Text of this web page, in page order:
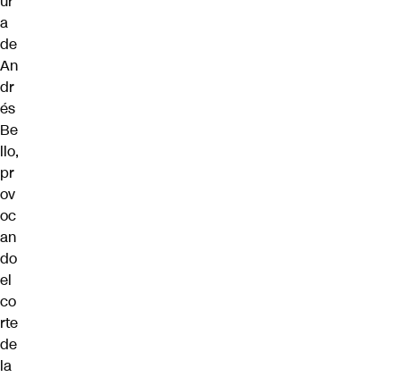
a
de
An
dr
és
Be
llo,
pr
ov
oc
an
do
el
co
rte
de
la